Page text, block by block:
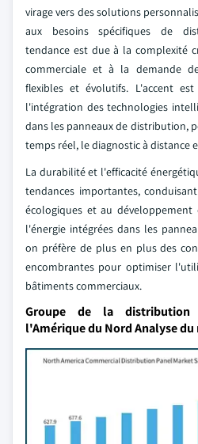
virage vers des solutions
aux besoins spécifiques de
tendance est due à la complexité
commerciale et à la demande
flexibles et évolutifs. L'accent
l'intégration des technologies
dans les panneaux de distribution,
temps réel, le diagnostic à distance
La durabilité et l'efficacité
tendances importantes,
écologiques et au
l'énergie intégrées dans les
on préfère de plus en plus des
encombrantes pour optimiser
bâtiments commerciaux.
Groupe de la distribution
l'Amérique du Nord Analyse du